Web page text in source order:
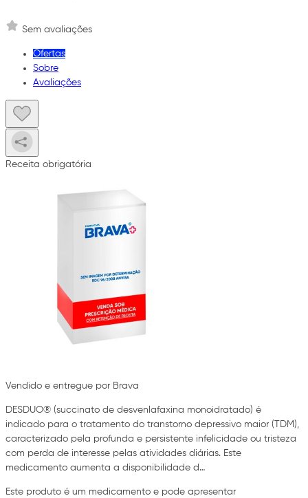
Sem avaliações
Ofertas
Sobre
Avaliações
Receita obrigatória
Vendido e entregue por Brava
DESDUO® (succinato de desvenlafaxina monoidratado) é
indicado para o tratamento do transtorno depressivo maior (TDM),
caracterizado pela profunda e persistente infelicidade ou tristeza
com perda de interesse pelas atividades diárias. Este
medicamento aumenta a disponibilidade d…
Este produto é um medicamento e pode apresentar